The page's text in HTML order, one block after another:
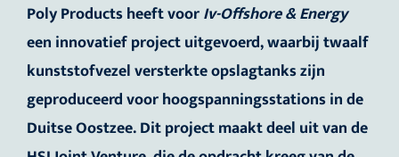
Poly Products heeft voorIv-Offshore & Energy
een innovatief project uitgevoerd, waarbij twaalf
kunststofvezel versterkte opslagtanks zijn
geproduceerd voor hoogspanningsstations in de
Duitse Oostzee. Dit project maakt deel uit van de